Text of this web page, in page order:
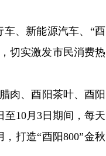
、新能源汽车、“酉
切实激发市民消费热
肉、酉阳茶叶、酉阳
10月3日期间，每天
打造“酉阳800”金秋